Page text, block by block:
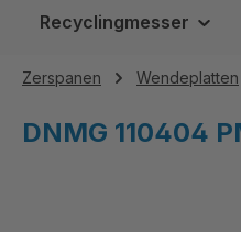
Recyclingmesser
Zerspanen Wendeplatten
DNMG 110404